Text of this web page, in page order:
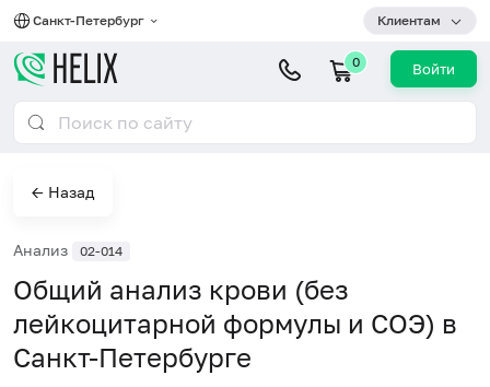
Санкт-Петербург Клиентам
0 Войти
← Назад
Анализ 02-014
Общий анализ крови (без
лейкоцитарной формулы и СОЭ) в
Санкт-Петербурге